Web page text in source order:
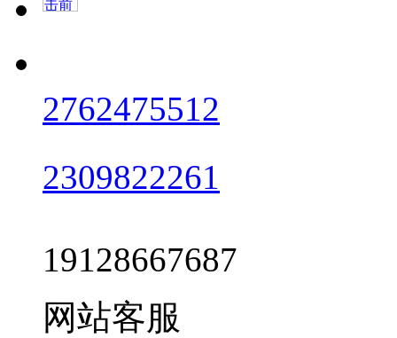
2762475512
2309822261
19128667687
网站客服